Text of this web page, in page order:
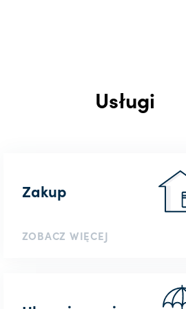
Usługi
Zakup
ZOBACZ WIĘCEJ